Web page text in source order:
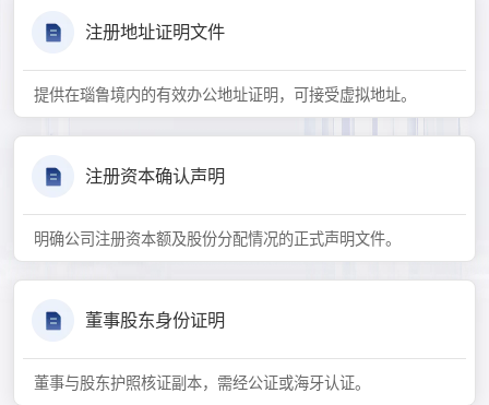
注册地址证明文件
提供在瑙鲁境内的有效办公地址证明，可接受虚拟地址。
注册资本确认声明
明确公司注册资本额及股份分配情况的正式声明文件。
董事股东身份证明
董事与股东护照核证副本，需经公证或海牙认证。